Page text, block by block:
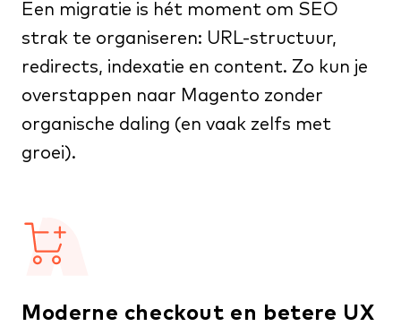
Een migratie is hét moment om SEO
strak te organiseren: URL-structuur,
redirects, indexatie en content. Zo kun je
overstappen naar Magento zonder
organische daling (en vaak zelfs met
groei).
Moderne checkout en betere UX